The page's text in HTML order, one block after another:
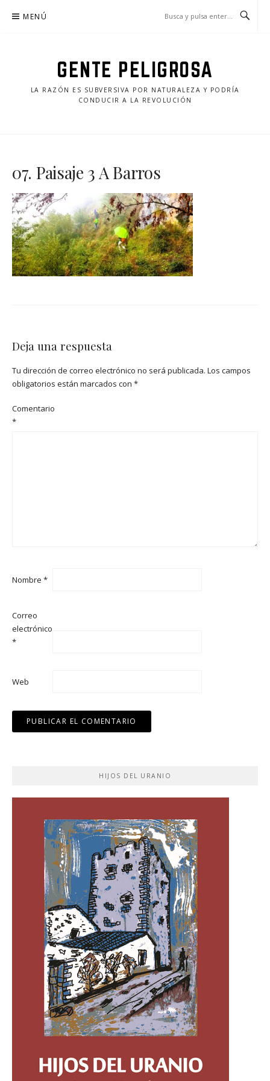
MENÚ
GENTE PELIGROSA
LA RAZÓN ES SUBVERSIVA POR NATURALEZA Y PODRÍA
CONDUCIR A LA REVOLUCIÓN
07. Paisaje 3 A Barros
Deja una respuesta
Tu dirección de correo electrónico no será publicada. Los campos
obligatorios están marcados con *
Comentario
*
Nombre *
Correo
electrónico
*
Web
HIJOS DEL URANIO